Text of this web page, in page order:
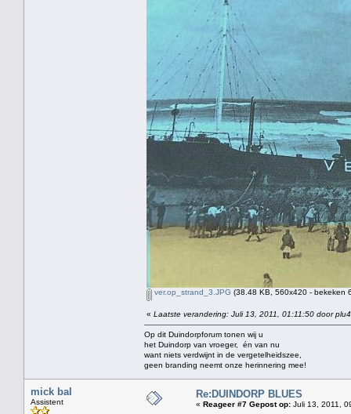
ver.op_strand_3.JPG (38.48 KB, 560x420 - bekeken
« Laatste verandering: Juli 13, 2011, 01:11:50 door plu4
Op dit Duindorpforum tonen wij u
het Duindorp van vroeger, én van nu
want niets verdwijnt in de vergetelheidszee,
geen branding neemt onze herinnering mee!
mick bal
Assistent
Re:DUINDORP BLUES
« Reageer #7 Gepost op: Juli 13, 2011,